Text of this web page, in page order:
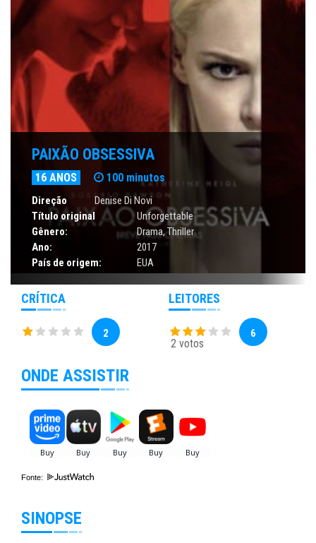
PAIXÃO OBSESSIVA
16 ANOS 100 minutos
Direção
Denise Di Novi
Título original
Unforgettable
Gênero:
Drama,Thriller
Ano:
2017
País de origem:
EUA
CRÍTICA
2
LEITORES
2 votos
6
ONDE ASSISTIR
Fonte:
SINOPSE